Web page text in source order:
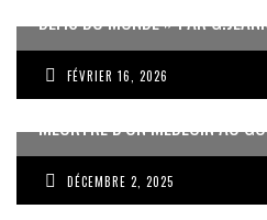
DÉFIS DU MONDE » PAR
FÉVRIER 16, 2026
MEURTRE D’UN MÉDECIN AU
DÉCEMBRE 2, 2025